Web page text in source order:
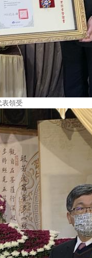
領受